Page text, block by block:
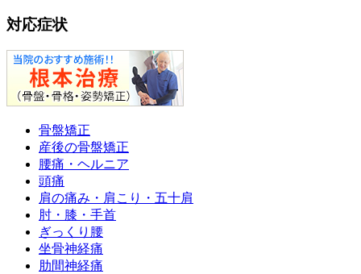
対応症状
骨盤矯正
産後の骨盤矯正
腰痛・ヘルニア
頭痛
肩の痛み・肩こり・五十肩
肘・膝・手首
ぎっくり腰
坐骨神経痛
肋間神経痛